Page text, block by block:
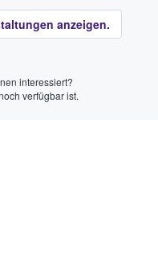
anzeigen.
interessiert?
verfügbar ist.